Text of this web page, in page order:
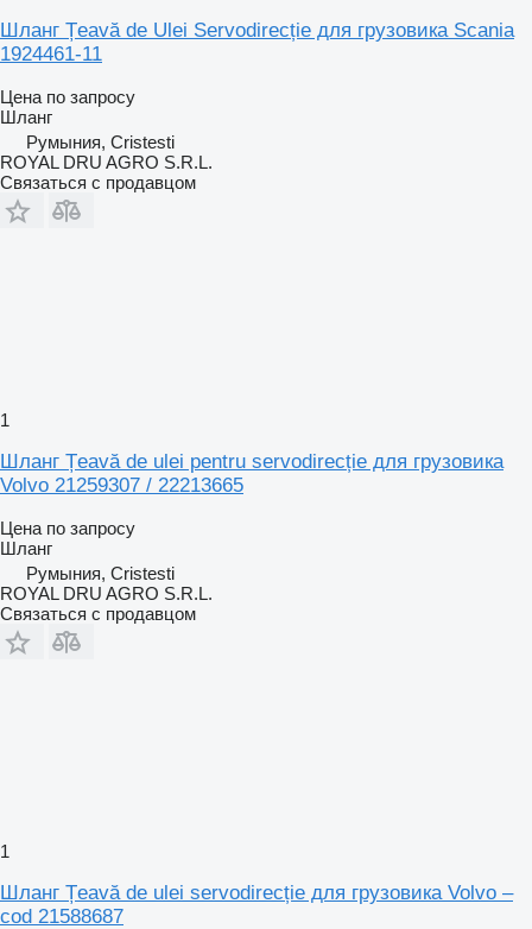
Шланг Țeavă de Ulei Servodirecție для грузовика Scania
1924461-11
Цена по запросу
Шланг
Румыния, Cristesti
ROYAL DRU AGRO S.R.L.
Связаться с продавцом
1
Шланг Țeavă de ulei pentru servodirecție для грузовика
Volvo 21259307 / 22213665
Цена по запросу
Шланг
Румыния, Cristesti
ROYAL DRU AGRO S.R.L.
Связаться с продавцом
1
Шланг Țeavă de ulei servodirecție для грузовика Volvo –
cod 21588687